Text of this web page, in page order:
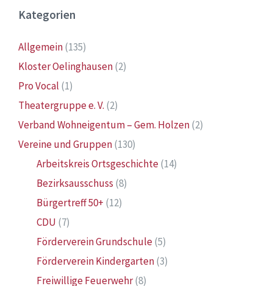
Kategorien
Allgemein(135)
Kloster Oelinghausen(2)
Pro Vocal (1)
Theatergruppe e. V. (2)
Verband Wohneigentum – Gem. Holzen(2)
Vereine und Gruppen(130)
Arbeitskreis Ortsgeschichte(14)
Bezirksausschuss (8)
Bürgertreff 50+ (12)
CDU (7)
Förderverein Grundschule(5)
Förderverein Kindergarten(3)
Freiwillige Feuerwehr(8)